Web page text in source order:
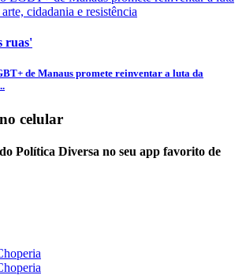
ruas'
de Manaus promete reinventar a luta da
no celular
Política Diversa no seu app favorito de